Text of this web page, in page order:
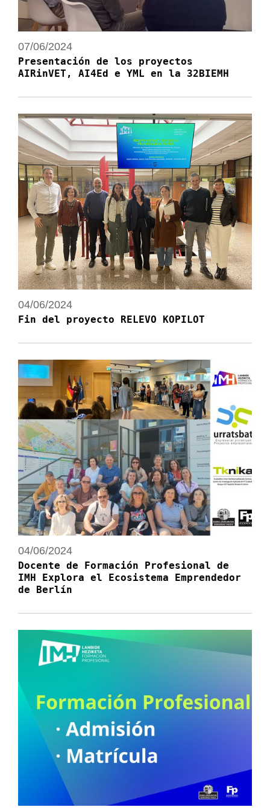
07/06/2024
Presentación de los proyectos
AIRinVET, AI4Ed e YML en la 32BIEMH
04/06/2024
Fin del proyecto RELEVO KOPILOT
04/06/2024
Docente de Formación Profesional de
IMH Explora el Ecosistema Emprendedor
de Berlín